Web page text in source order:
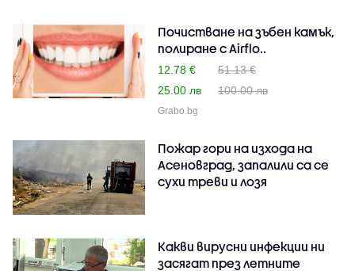
Почистване на зъбен камък,
полиране с Airflo..
12.78 €
51.13 €
25.00 лв
100.00 лв
Grabo.bg
Пожар гори на изхода на
Асеновград, запалили са се
сухи треви и лозя
Какви вирусни инфекции ни
засягат през летните